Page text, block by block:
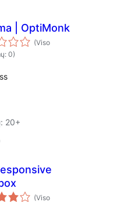
| OptiMonk
(Viso
0)
20+
(Viso